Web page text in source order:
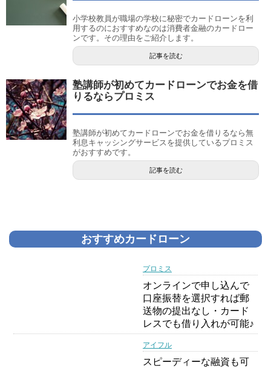
小学校教員が職場の学校に秘密でカードローンを利
用するのにおすすめなのは消費者金融のカードロー
ンです。その理由をご紹介します。
記事を読む
塾講師が初めてカードローンでお金を借
りるならプロミス
塾講師が初めてカードローンでお金を借りるなら無
利息キャッシングサービスを提供しているプロミス
がおすすめです。
記事を読む
おすすめカードローン
プロミス
オンラインで申し込んで
口座振替を選択すれば郵
送物の提出なし・カード
レスでも借り入れが可能♪
アイフル
スピーディーな融資も可